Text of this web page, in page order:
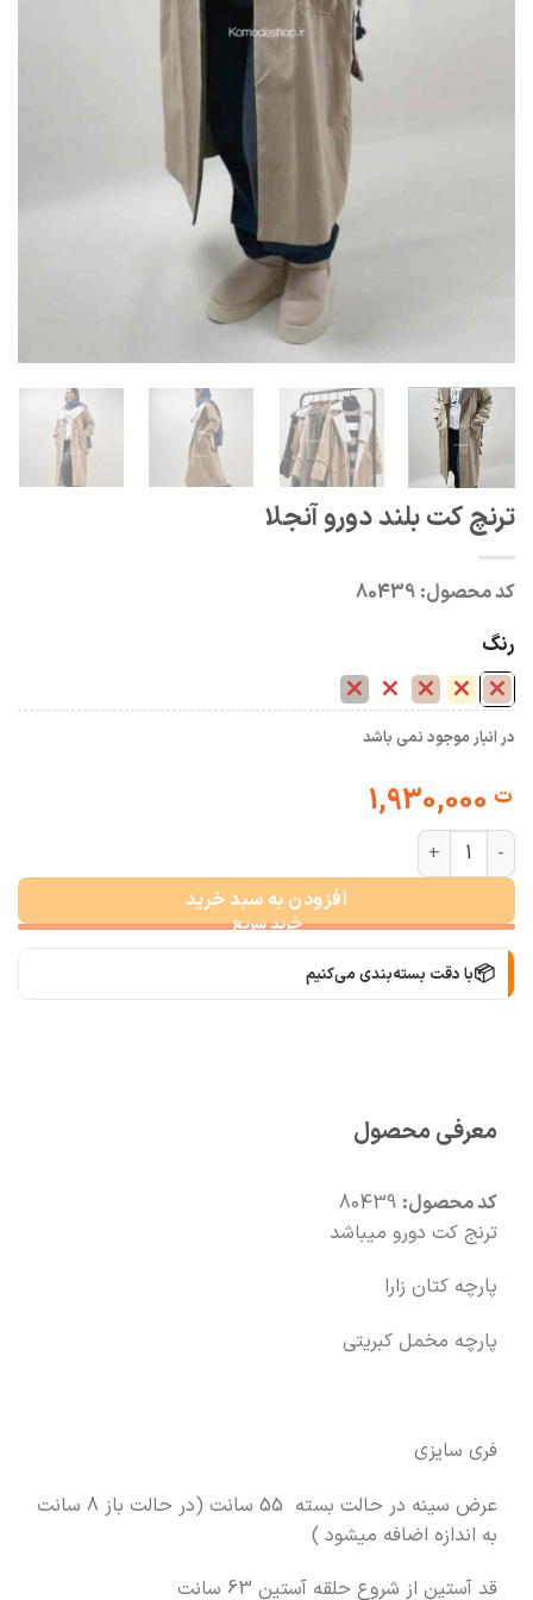
ترنچ کت بلند دورو آنجلا
کد محصول:80439
رنگ
در انبار موجود نمی باشد
ت1,930,000
ترنچ کت بلند دورو آنجلا عدد
افزودن به سبد خرید
📦با دقت بسته‌بندی می‌کنیم
🛍️با خیال راحت خرید کن
معرفی محصول
کد محصول: 80439
ترنج کت دورو میباشد
پارچه کتان زارا
پارچه مخمل کبریتی
فری سایزی
عرض سینه در حالت بسته 55 سانت (در حالت باز 8 سانت
به اندازه اضافه میشود )
قد آستین از شروع حلقه آستین 63 سانت